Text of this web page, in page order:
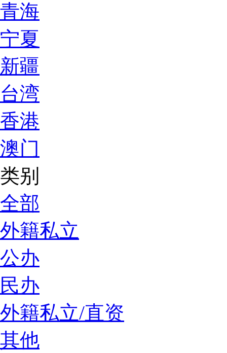
青海
宁夏
新疆
台湾
香港
澳门
类别
全部
外籍私立
公办
民办
外籍私立/直资
其他